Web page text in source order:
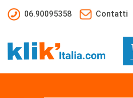
06.90095358
Contatti